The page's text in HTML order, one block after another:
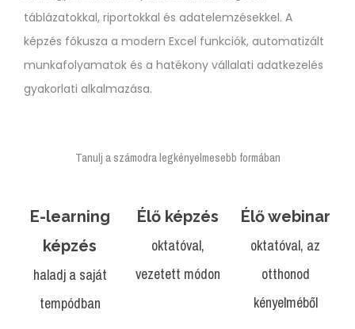
táblázatokkal, riportokkal és adatelemzésekkel. A
képzés fókusza a modern Excel funkciók, automatizált
munkafolyamatok és a hatékony vállalati adatkezelés
gyakorlati alkalmazása.
Tanulj a számodra legkényelmesebb formában
E-learning
képzés
haladj a saját
tempódban
Élő képzés
oktatóval,
vezetett módon
Élő webinar
oktatóval, az
otthonod
kényelméből